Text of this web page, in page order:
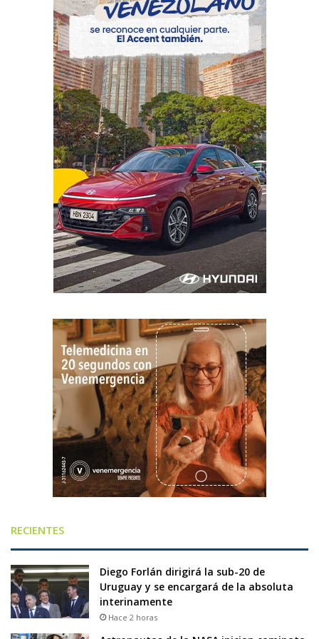
RECIENTES
Diego Forlán dirigirá la sub-20 de
Uruguay y se encargará de la absoluta
interinamente
Hace 2 horas